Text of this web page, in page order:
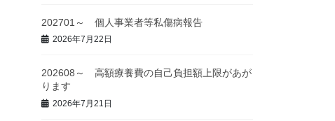
202701～ 個人事業者等私傷病報告
2026年7月22日
202608～ 高額療養費の自己負担額上限があが
ります
2026年7月21日